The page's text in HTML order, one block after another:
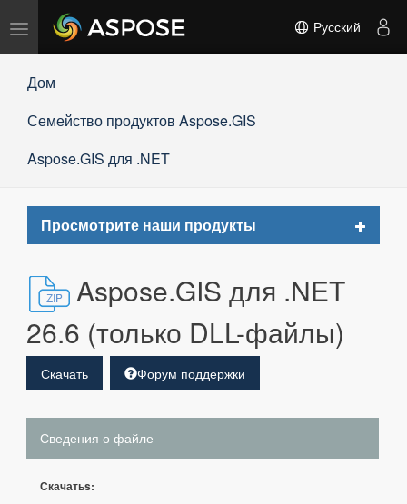
Переключить
навигацию
Русский
Дом
Семейство продуктов Aspose.GIS
Aspose.GIS для .NET
Просмотрите наши продукты
Toggle
Aspose.GIS для .NET
26.6 (только DLL-файлы)
Скачать Форум поддержки
Сведения о файле
Скачатьs: